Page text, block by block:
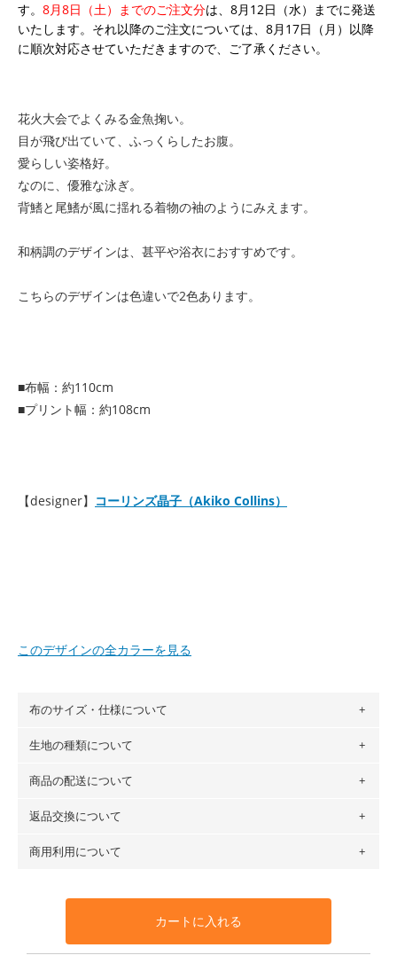
す。 8月8日（土）までのご注文分は、8月12日（水）までに発送
いたします。それ以降のご注文については、8月17日（月）以降
に順次対応させていただきますので、ご了承ください。
花火大会でよくみる金魚掬い。
目が飛び出ていて、ふっくらしたお腹。
愛らしい姿格好。
なのに、優雅な泳ぎ。
背鰭と尾鰭が風に揺れる着物の袖のようにみえます。
和柄調のデザインは、甚平や浴衣におすすめです。
こちらのデザインは色違いで2色あります。
■布幅：約110cm
■プリント幅：約108cm
【designer】 コーリンズ晶子（Akiko Collins）
このデザインの全カラーを見る
布のサイズ・仕様について
布の長さは50cm単位での販売になります。
場合 → 購入数量「7」
生地の種類について
・現在、すべてのデザインのプリントに使用している生地は
ットン（ダブルガーゼ）・100％コットン（ローン）・コッ
トンリネン（ビエラ織）・100％コットン（ツイル）・
100％コットン（キャンバス・11号帆布）です。
生地見本サンプル（無料）を購入する
商品の配送について
・ネコポスでの配送は、布は2mまで型紙は2個までとなりま
も送料の表示が600円となり宅急便での配送となります。
となります。
※万が一、検品時に不備が見つかった場合は、4～5営業日後
※土日祝は営業日に含まれません。
返品交換について
・布はご注文後に注文数量のみをプリントするため、
購入後
や用尺をお間違えのないようお願いします。思っていた色味
と違う、などの理由での返品は承れません。予めご了承くだ
商用利用について
利用いただけます。「nunocoto fabric使用」といった記載
も不要です。（製品化した際に起こる全ての問題、クレーム
カートに入れる